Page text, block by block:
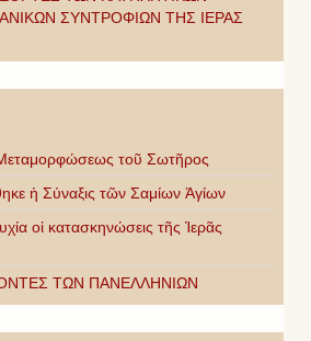
ΣΥΝΤΡΟΦΙΩΝ ΤΗΣ ΙΕΡΑΣ
τοῦ Σωτῆρος
ἡ Σύναξις τῶν Σαμίων Ἁγίων
οἱ κατασκηνώσεις τῆς Ἱερᾶς
ΤΩΝ ΠΑΝΕΛΛΗΝΙΩΝ